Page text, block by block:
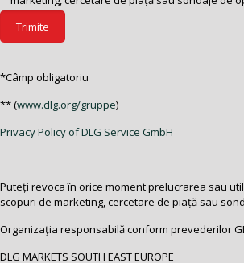
*Câmp obligatoriu
** (www.dlg.org/gruppe)
Privacy Policy of DLG Service GmbH
Puteți revoca în orice moment prelucrarea sau
scopuri de marketing, cercetare de piață sau
Organizaţia responsabilă conform prevederilor
DLG MARKETS SOUTH EAST EUROPE